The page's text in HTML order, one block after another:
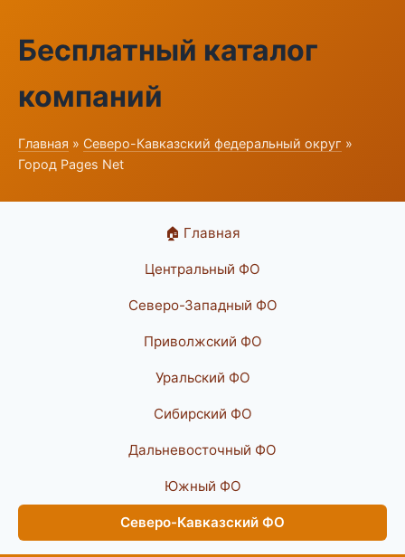
Бесплатный каталог
компаний
Главная » Северо-Кавказский федеральный округ »
Город Pages Net
🏠 Главная
Центральный ФО
Северо-Западный ФО
Приволжский ФО
Уральский ФО
Сибирский ФО
Дальневосточный ФО
Южный ФО
Северо-Кавказский ФО